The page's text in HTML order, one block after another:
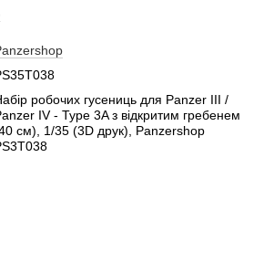
робочих гусениць для Panzer III /
IV - Type 3A з відкритим гребенем
см), 1/35 (3D друк), Panzershop